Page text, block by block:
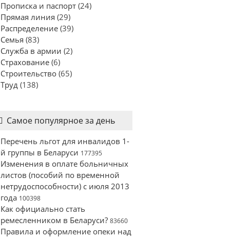
Прописка и паспорт (24)
Прямая линия (29)
Распределение (39)
Семья (83)
Служба в армии (2)
Страхование (6)
Строительство (65)
Труд (138)
Самое популярное за день
Перечень льгот для инвалидов 1-
й группы в Беларуси 177395
Изменения в оплате больничных
листов (пособий по временной
нетрудоспособности) с июля 2013
года 100398
Как официально стать
ремесленником в Беларуси? 83660
Правила и оформление опеки над